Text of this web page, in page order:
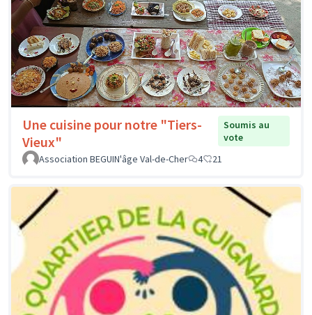
Une cuisine pour notre "Tiers-
Vieux"
Soumis au
vote
Association BEGUIN'âge Val-de-Cher
4 21